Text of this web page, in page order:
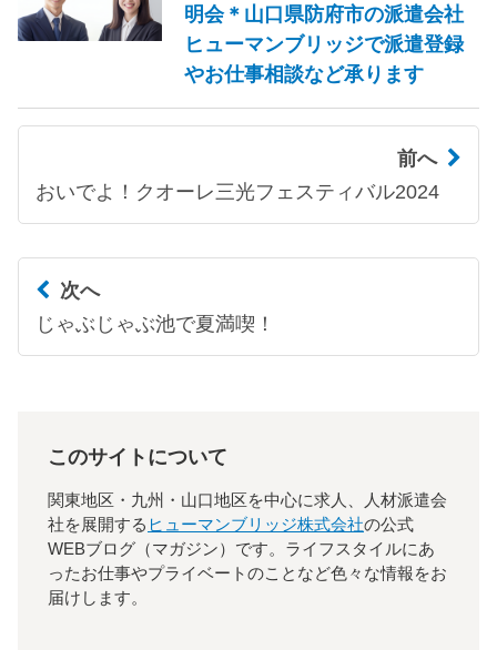
明会＊山口県防府市の派遣会社
ヒューマンブリッジで派遣登録
やお仕事相談など承ります
前へ
おいでよ！クオーレ三光フェスティバル2024
次へ
じゃぶじゃぶ池で夏満喫！
このサイトについて
関東地区・九州・山口地区を中心に求人、人材派遣会
社を展開する ヒューマンブリッジ株式会社の公式
WEBブログ（マガジン）です。ライフスタイルにあ
ったお仕事やプライベートのことなど色々な情報をお
届けします。